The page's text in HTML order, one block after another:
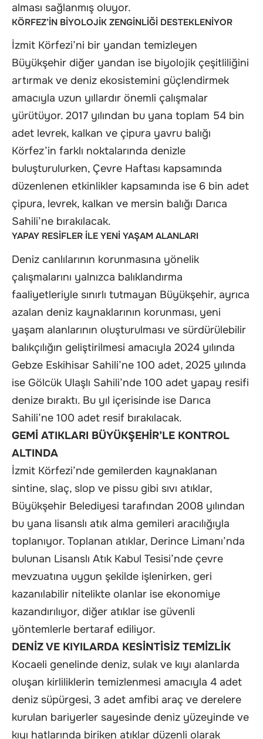
alması sağlanmış oluyor.
KÖRFEZ’İN BİYOLOJİK ZENGİNLİĞİ DESTEKLENİYOR
İzmit Körfezi’ni bir yandan temizleyen
Büyükşehir diğer yandan ise biyolojik çeşitliliğini
artırmak ve deniz ekosistemini güçlendirmek
amacıyla uzun yıllardır önemli çalışmalar
yürütüyor. 2017 yılından bu yana toplam 54 bin
adet levrek, kalkan ve çipura yavru balığı
Körfez’in farklı noktalarında denizle
buluşturulurken, Çevre Haftası kapsamında
düzenlenen etkinlikler kapsamında ise 6 bin adet
çipura, levrek, kalkan ve mersin balığı Darıca
Sahili’ne bırakılacak.
YAPAY RESİFLER İLE YENİ YAŞAM ALANLARI
Deniz canlılarının korunmasına yönelik
çalışmalarını yalnızca balıklandırma
faaliyetleriyle sınırlı tutmayan Büyükşehir, ayrıca
azalan deniz kaynaklarının korunması, yeni
yaşam alanlarının oluşturulması ve sürdürülebilir
balıkçılığın geliştirilmesi amacıyla 2024 yılında
Gebze Eskihisar Sahili’ne 100 adet, 2025 yılında
ise Gölcük Ulaşlı Sahili’nde 100 adet yapay resifi
denize bıraktı. Bu yıl içerisinde ise Darıca
Sahili’ne 100 adet resif bırakılacak.
GEMİ ATIKLARI BÜYÜKŞEHİR’LE KONTROL
ALTINDA
İzmit Körfezi’nde gemilerden kaynaklanan
sintine, slaç, slop ve pissu gibi sıvı atıklar,
Büyükşehir Belediyesi tarafından 2008 yılından
bu yana lisanslı atık alma gemileri aracılığıyla
toplanıyor. Toplanan atıklar, Derince Limanı’nda
bulunan Lisanslı Atık Kabul Tesisi’nde çevre
mevzuatına uygun şekilde işlenirken, geri
kazanılabilir nitelikte olanlar ise ekonomiye
kazandırılıyor, diğer atıklar ise güvenli
yöntemlerle bertaraf ediliyor.
DENİZ VE KIYILARDA KESİNTİSİZ TEMİZLİK
Kocaeli genelinde deniz, sulak ve kıyı alanlarda
oluşan kirliliklerin temizlenmesi amacıyla 4 adet
deniz süpürgesi, 3 adet amfibi araç ve derelere
kurulan bariyerler sayesinde deniz yüzeyinde ve
kıyı hatlarında biriken atıklar düzenli olarak